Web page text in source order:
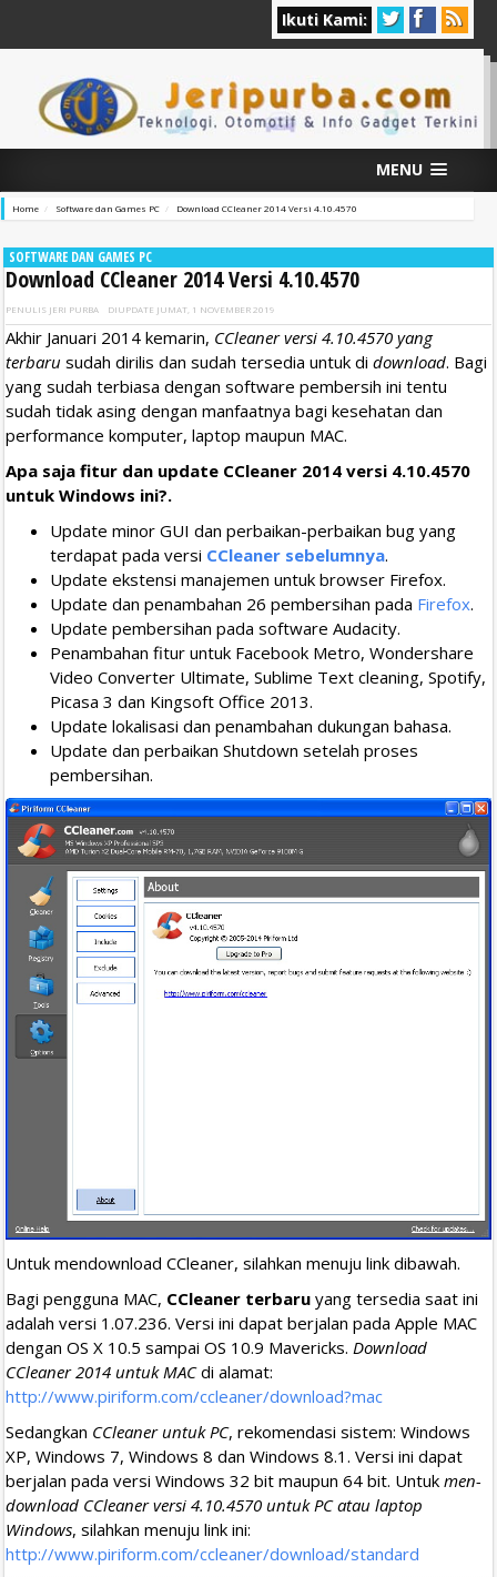
Ikuti Kami:
MENU
Home Software dan Games PC Download CCleaner 2014 Versi 4.10.4570
SOFTWARE DAN GAMES PC
Download CCleaner 2014 Versi 4.10.4570
PENULIS JERI PURBA DIUPDATE JUMAT, 1 NOVEMBER 2019
Akhir Januari 2014 kemarin, CCleaner versi 4.10.4570 yang
terbaru sudah dirilis dan sudah tersedia untuk di download. Bagi
yang sudah terbiasa dengan software pembersih ini tentu
sudah tidak asing dengan manfaatnya bagi kesehatan dan
performance komputer, laptop maupun MAC.
Apa saja fitur dan update CCleaner 2014 versi 4.10.4570
untuk Windows ini?.
Update minor GUI dan perbaikan-perbaikan bug yang
terdapat pada versi CCleaner sebelumnya.
Update ekstensi manajemen untuk browser Firefox.
Update dan penambahan 26 pembersihan pada Firefox.
Update pembersihan pada software Audacity.
Penambahan fitur untuk Facebook Metro, Wondershare
Video Converter Ultimate, Sublime Text cleaning, Spotify,
Picasa 3 dan Kingsoft Office 2013.
Update lokalisasi dan penambahan dukungan bahasa.
Update dan perbaikan Shutdown setelah proses
pembersihan.
Untuk mendownload CCleaner, silahkan menuju link dibawah.
Bagi pengguna MAC, CCleaner terbaru yang tersedia saat ini
adalah versi 1.07.236. Versi ini dapat berjalan pada Apple MAC
dengan OS X 10.5 sampai OS 10.9 Mavericks. Download
CCleaner 2014 untuk MACdi alamat:
http://www.piriform.com/ccleaner/download?mac
Sedangkan CCleaner untuk PC, rekomendasi sistem: Windows
XP, Windows 7, Windows 8 dan Windows 8.1. Versi ini dapat
berjalan pada versi Windows 32 bit maupun 64 bit. Untuk men-
download CCleaner versi 4.10.4570 untuk PC atau laptop
Windows, silahkan menuju link ini:
http://www.piriform.com/ccleaner/download/standard